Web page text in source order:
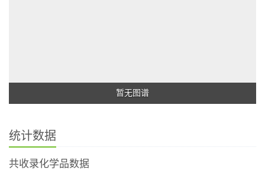
暂无图谱
统计数据
共收录化学品数据